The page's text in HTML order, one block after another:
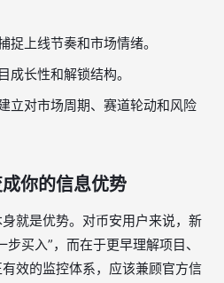
捉上线节奏和市场情绪。
成长性和解锁结构。
立对市场周期、赛道轮动和风险
你的信息优势
就是优势。对币安用户来说，新
买入”，而在于更早理解项目、
效的监控体系，应该兼顾官方信